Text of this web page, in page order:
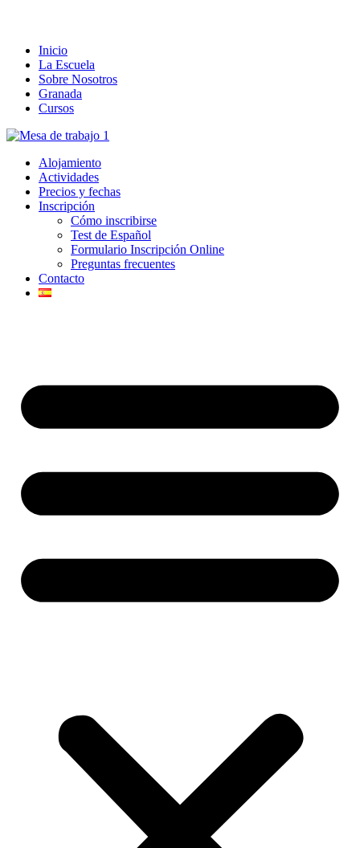
Inicio
La Escuela
Sobre Nosotros
Granada
Cursos
Alojamiento
Actividades
Precios y fechas
Inscripción
Cómo inscribirse
Test de Español
Formulario Inscripción Online
Preguntas frecuentes
Contacto